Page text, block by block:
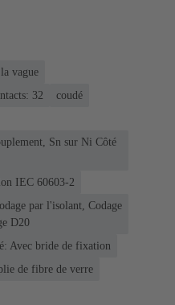
vague
32
coudé
Sn sur Ni Côté
IEC 60603-2
par l'isolant, Codage
D20
Avec bride de fixation
de fibre de verre